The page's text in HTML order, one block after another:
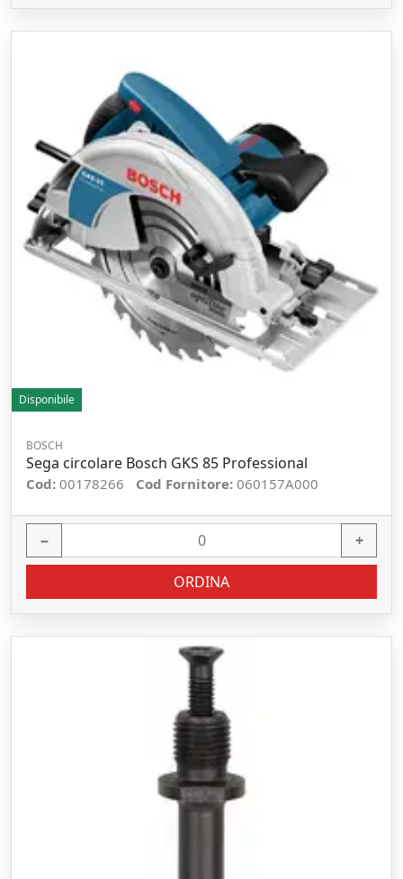
Disponibile
BOSCH
Sega circolare Bosch GKS 85 Professional
Cod: 00178266 Cod Fornitore: 060157A000
− +
ORDINA